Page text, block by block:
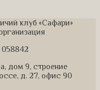
клуб «Сафари»
дом 9, строение
д. 27, офис 90